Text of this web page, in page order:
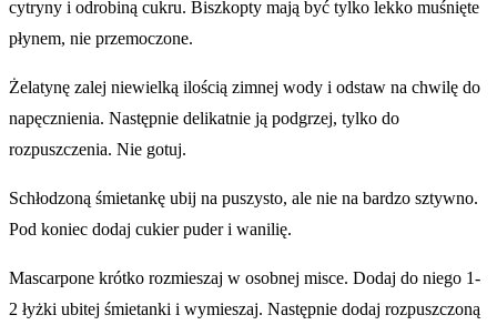
cytryny i odrobiną cukru. Biszkopty mają być tylko lekko muśnięte
płynem, nie przemoczone.
Żelatynę zalej niewielką ilością zimnej wody i odstaw na chwilę do
napęcznienia. Następnie delikatnie ją podgrzej, tylko do
rozpuszczenia. Nie gotuj.
Schłodzoną śmietankę ubij na puszysto, ale nie na bardzo sztywno.
Pod koniec dodaj cukier puder i wanilię.
Mascarpone krótko rozmieszaj w osobnej misce. Dodaj do niego 1-
2 łyżki ubitej śmietanki i wymieszaj. Następnie dodaj rozpuszczoną